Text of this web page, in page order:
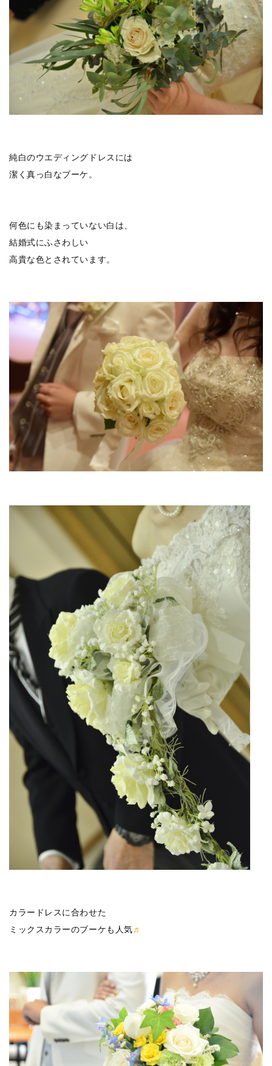
純白のウエディングドレスには
潔く真っ白なブーケ。
何色にも染まっていない白は、
結婚式にふさわしい
高貴な色とされています。
カラードレスに合わせた
ミックスカラーのブーケも人気♬